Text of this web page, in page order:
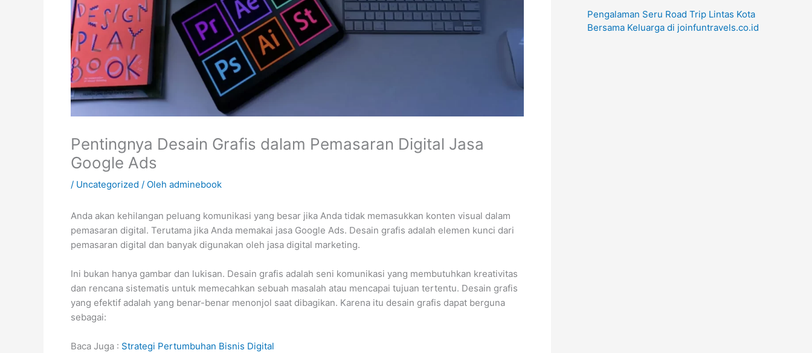
Pentingnya Desain Grafis dalam Pemasaran Digital Jasa
Google Ads
/ Uncategorized / Oleh adminebook
Anda akan kehilangan peluang komunikasi yang besar jika Anda tidak memasukkan konten visual dalam
pemasaran digital. Terutama jika Anda memakai jasa Google Ads. Desain grafis adalah elemen kunci dari
pemasaran digital dan banyak digunakan oleh jasa digital marketing.
Ini bukan hanya gambar dan lukisan. Desain grafis adalah seni komunikasi yang membutuhkan kreativitas
dan rencana sistematis untuk memecahkan sebuah masalah atau mencapai tujuan tertentu. Desain grafis
yang efektif adalah yang benar-benar menonjol saat dibagikan. Karena itu desain grafis dapat berguna
sebagai:
Baca Juga : Strategi Pertumbuhan Bisnis Digital
Pengalaman Seru Road Trip Lintas Kota
Bersama Keluarga di joinfuntravels.co.id